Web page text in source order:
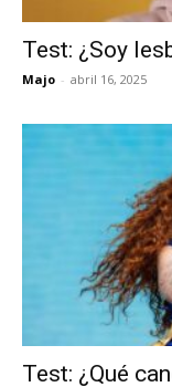
Test: ¿Soy
Majo - abril 16, 2025
Test: ¿Qué